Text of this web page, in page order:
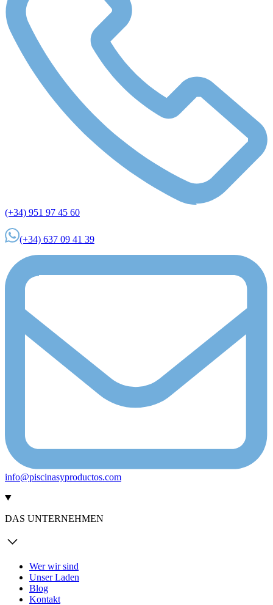
(+34) 951 97 45 60
(+34) 637 09 41 39
info@piscinasyproductos.com
DAS UNTERNEHMEN
Wer wir sind
Unser Laden
Blog
Kontakt